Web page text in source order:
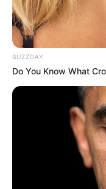
2. Bukan, ini
merekatkan
membuat ruangan
BUZZDAY
Do You Know What